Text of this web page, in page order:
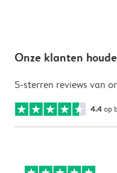
Onze klanten
5-sterren reviews van
4.4op